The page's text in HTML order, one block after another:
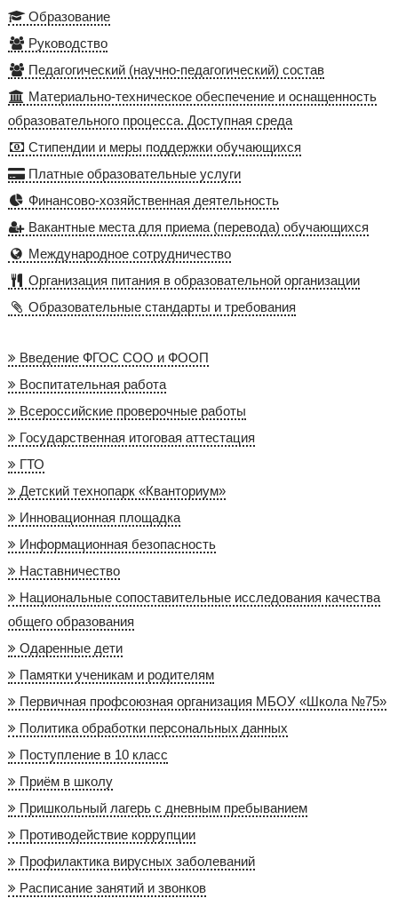
Образование
Руководство
Педагогический (научно-педагогический) состав
Материально-техническое обеспечение и оснащенность
образовательного процесса. Доступная среда
Стипендии и меры поддержки обучающихся
Платные образовательные услуги
Финансово-хозяйственная деятельность
Вакантные места для приема (перевода) обучающихся
Международное сотрудничество
Организация питания в образовательной организации
Образовательные стандарты и требования
Введение ФГОС СОО и ФООП
Воспитательная работа
Всероссийские проверочные работы
Государственная итоговая аттестация
ГТО
Детский технопарк «Кванториум»
Инновационная площадка
Информационная безопасность
Наставничество
Национальные сопоставительные исследования качества
общего образования
Одаренные дети
Памятки ученикам и родителям
Первичная профсоюзная организация МБОУ «Школа №75»
Политика обработки персональных данных
Поступление в 10 класс
Приём в школу
Пришкольный лагерь с дневным пребыванием
Противодействие коррупции
Профилактика вирусных заболеваний
Расписание занятий и звонков